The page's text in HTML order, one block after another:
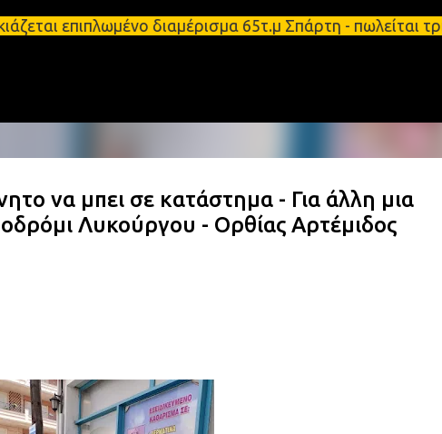
Μετάβαση στο κύριο περιεχόμενο
επιπλωμένο διαμέρισμα 65τ.μ Σπάρτη -
να μπει σε κατάστημα - Για άλλη μια
Λυκούργου - Ορθίας Αρτέμιδος